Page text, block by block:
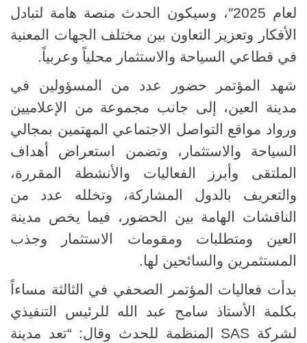
لعام 2025″، وسيكون الحدث منصة هامة لتبادل
الأفكار وتعزيز التعاون بين مختلف الجهات المعنية
في قطاعي السياحة والاستثمار محلياً وعربياً.
شهد المؤتمر حضور عدد من المسؤولين في
مدينة العين، إلى جانب مجموعة من الإعلاميين
ورواد مواقع التواصل الاجتماعي المهتمين بمجالي
السياحة والاستثمار، وتضمن استعراض أهداف
الملتقى وأبرز الفعاليات والأنشطة المقررة،
والتعريف بالدول المشاركة، وتخلله عدد من
الناقشات الهامة بين الحضور، فيما يخص مدينة
العين ومتطلبات ومقومات الاستثمار وجذب
المستثمرين والسائحين لها.
بدأت فعاليات المؤتمر الصحفي في الثالثة مساءاً
بكلمة الأستاذ سامح عبد الله للرئيس التنفيذي
لشركة SAS
المنظمة للحدث وقال: “تعد مدينة